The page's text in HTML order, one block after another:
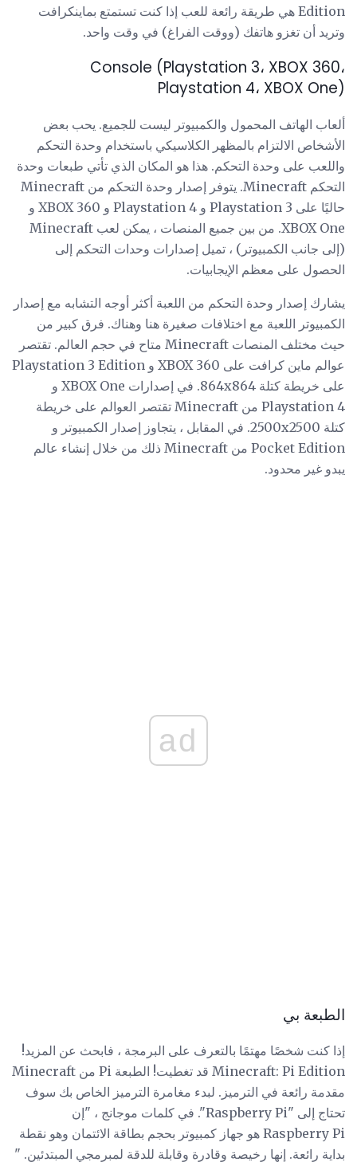
Edition هي طريقة رائعة للعب إذا كنت تستمتع بماينكرافت
وتريد أن تغزو هاتفك (ووقت الفراغ) في وقت واحد.
Console (Playstation 3، XBOX 360،
Playstation 4، XBOX One)
ألعاب الهاتف المحمول والكمبيوتر ليست للجميع. يحب بعض
الأشخاص الالتزام بالمظهر الكلاسيكي باستخدام وحدة التحكم
واللعب على وحدة التحكم. هذا هو المكان الذي تأتي طبعات وحدة
التحكم Minecraft. يتوفر إصدار وحدة التحكم من Minecraft
حاليًا على Playstation 3 و Playstation 4 و XBOX 360 و
XBOX One. من بين جميع المنصات ، يمكن لعب Minecraft
(إلى جانب الكمبيوتر) ، تميل إصدارات وحدات التحكم إلى
الحصول على معظم الإيجابيات.
يشارك إصدار وحدة التحكم من اللعبة أكثر أوجه التشابه مع إصدار
الكمبيوتر اللعبة مع اختلافات صغيرة هنا وهناك. فرق كبير من
حيث مختلف المنصات Minecraft متاح في حجم العالم. تقتصر
عوالم ماين كرافت على XBOX 360 و Playstation 3 Edition
على خريطة كتلة 864x864. في إصدارات XBOX One و
Playstation 4 من Minecraft تقتصر العوالم على خريطة
كتلة 2500x2500. في المقابل ، يتجاوز إصدار الكمبيوتر و
Pocket Edition من Minecraft ذلك من خلال إنشاء عالم
يبدو غير محدود.
ad
الطبعة بي
إذا كنت شخصًا مهتمًا بالتعرف على البرمجة ، فابحث عن المزيد!
Minecraft: Pi Edition قد تغطيت! الطبعة Pi من Minecraft
مقدمة رائعة في الترميز. لبدء مغامرة الترميز الخاص بك سوف
تحتاج إلى "Raspberry Pi". في كلمات موجانج ، "إن
Raspberry Pi هو جهاز كمبيوتر بحجم بطاقة الائتمان وهو نقطة
بداية رائعة. إنها رخيصة وقادرة وقابلة للدقة لمبرمجي المبتدئين. "